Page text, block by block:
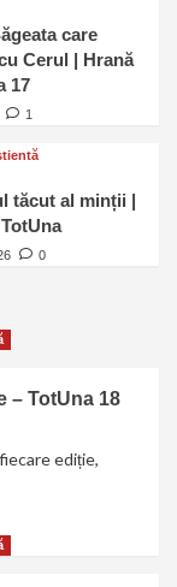
care
Cerul | Hrană
17
1
tăcut al minții |
0
– TotUna 18
ediție,